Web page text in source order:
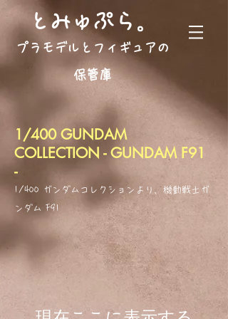
とみゅぷら 。
プラモデルとフィギュアの
保管庫
1/400 GUNDAM
COLLECTION - GUNDAM F91
-
1/400 ガンダムコレクションより、機動戦士ガ
ンダム F91